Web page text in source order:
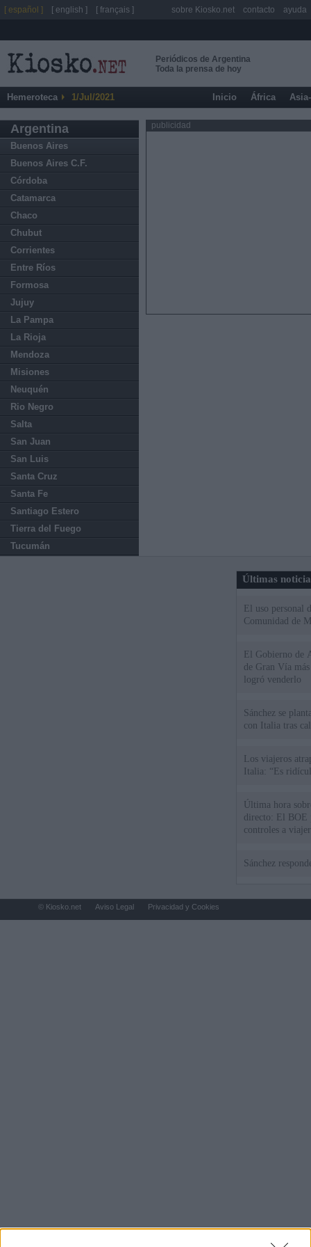
Periódicos de Argentina
Toda la prensa de hoy
Hemeroteca 1/Jul/2021 Inicio África
Argentina
Buenos Aires
Buenos Aires C.F.
Córdoba
Catamarca
Chaco
Chubut
Corrientes
Entre Ríos
Formosa
Jujuy
La Pampa
La Rioja
Mendoza
Misiones
Neuquén
Rio Negro
Salta
San Juan
San Luis
Santa Cruz
Santa Fe
Santiago Estero
Tierra del Fuego
Tucumán
publicidad
Últimas
El uso personal
Comunidad de
El Gobierno de
de Gran Vía
logró venderlo
Sánchez se
con Italia tras
Los viajeros
Italia: “Es
Última hora
directo: El BOE
controles a
Sánchez
[ español ] [ english ] [ français ] sobre Kiosko.net contacto ayuda
© Kiosko.net Aviso Legal Privacidad y Cookies